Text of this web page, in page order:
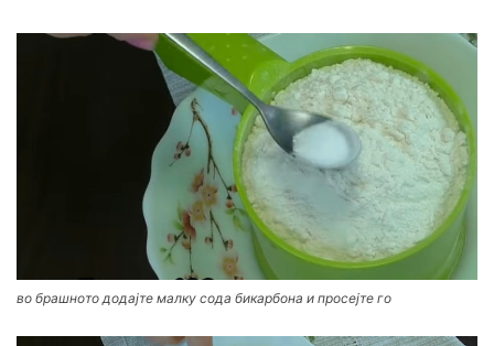
во брашното додајте малку сода бикарбона и просејте го